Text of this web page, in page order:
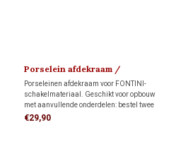
Porselein afdekraam /
montageplaat 1910
Porseleinen afdekraam voor FONTINI-
schakelmateriaal. Geschikt voor opbouw
met aanvullende onderdelen: bestel twee
montageringen voor directe wandmontage
€29,90